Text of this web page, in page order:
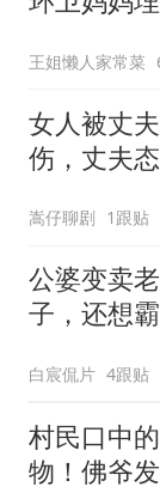
王姐懒人家常菜
女人被丈
伤，丈夫
嵩仔聊剧 1跟贴
公婆变卖
子，还想
白宸侃片 4跟贴
村民口中
物！佛爷